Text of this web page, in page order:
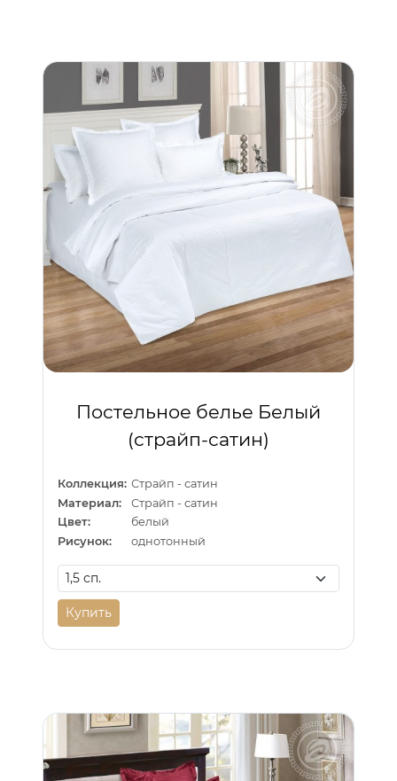
Постельное белье Белый
(страйп-сатин)
Коллекция: Страйп - сатин
Материал:
Страйп - сатин
Цвет:
белый
Рисунок:
однотонный
Купить